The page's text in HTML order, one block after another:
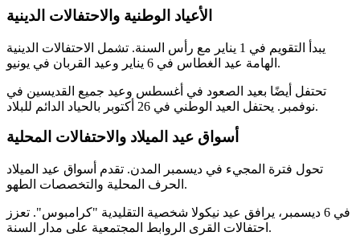
الأعياد الوطنية والاحتفالات الدينية
يبدأ التقويم في 1 يناير مع رأس السنة. تشمل الاحتفالات الدينية
الهامة عيد الغطاس في 6 يناير وعيد القربان في يونيو.
تحتفل أيضًا بعيد الصعود في أغسطس وعيد جميع القديسين في
نوفمبر. يحتفل العيد الوطني في 26 أكتوبر بالحياد الدائم للبلاد.
أسواق عيد الميلاد والاحتفالات المحلية
تحول فترة المجيء في ديسمبر المدن. تقدم أسواق عيد الميلاد
الحرف المحلية والتخصصات الطهو.
في 6 ديسمبر، يرافق عيد نيكولا شخصية التقليدية "كرامبوس". تعزز
احتفالات القرى الروابط المجتمعية على مدار السنة.